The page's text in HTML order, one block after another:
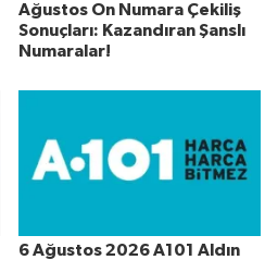
Ağustos On Numara Çekiliş
Sonuçları: Kazandıran Şanslı
Numaralar!
6 Ağustos 2026 A101 Aldın